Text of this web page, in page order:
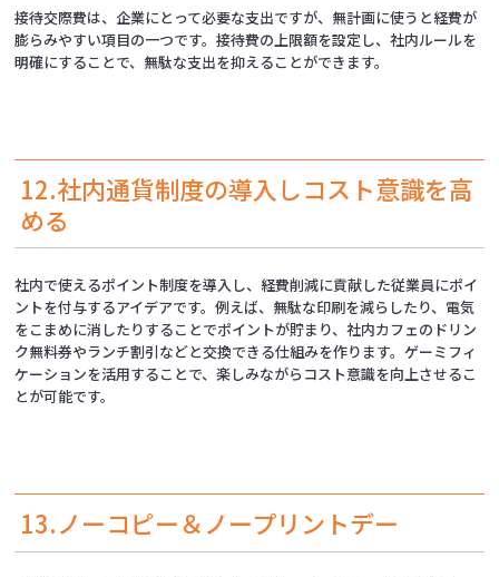
接待交際費は、企業にとって必要な支出ですが、無計画に使うと経費が
膨らみやすい項目の一つです。接待費の上限額を設定し、社内ルールを
明確にすることで、無駄な支出を抑えることができます。
12.社内通貨制度の導入しコスト意識を高
める
社内で使えるポイント制度を導入し、経費削減に貢献した従業員にポイ
ントを付与するアイデアです。例えば、無駄な印刷を減らしたり、電気
をこまめに消したりすることでポイントが貯まり、社内カフェのドリン
ク無料券やランチ割引などと交換できる仕組みを作ります。ゲーミフィ
ケーションを活用することで、楽しみながらコスト意識を向上させるこ
とが可能です。
13.ノーコピー＆ノープリントデー